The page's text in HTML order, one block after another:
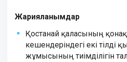
Жарияланымдар
Қостанай қаласының
кешендеріндегі екі тілді
жұмысының тиімділігін